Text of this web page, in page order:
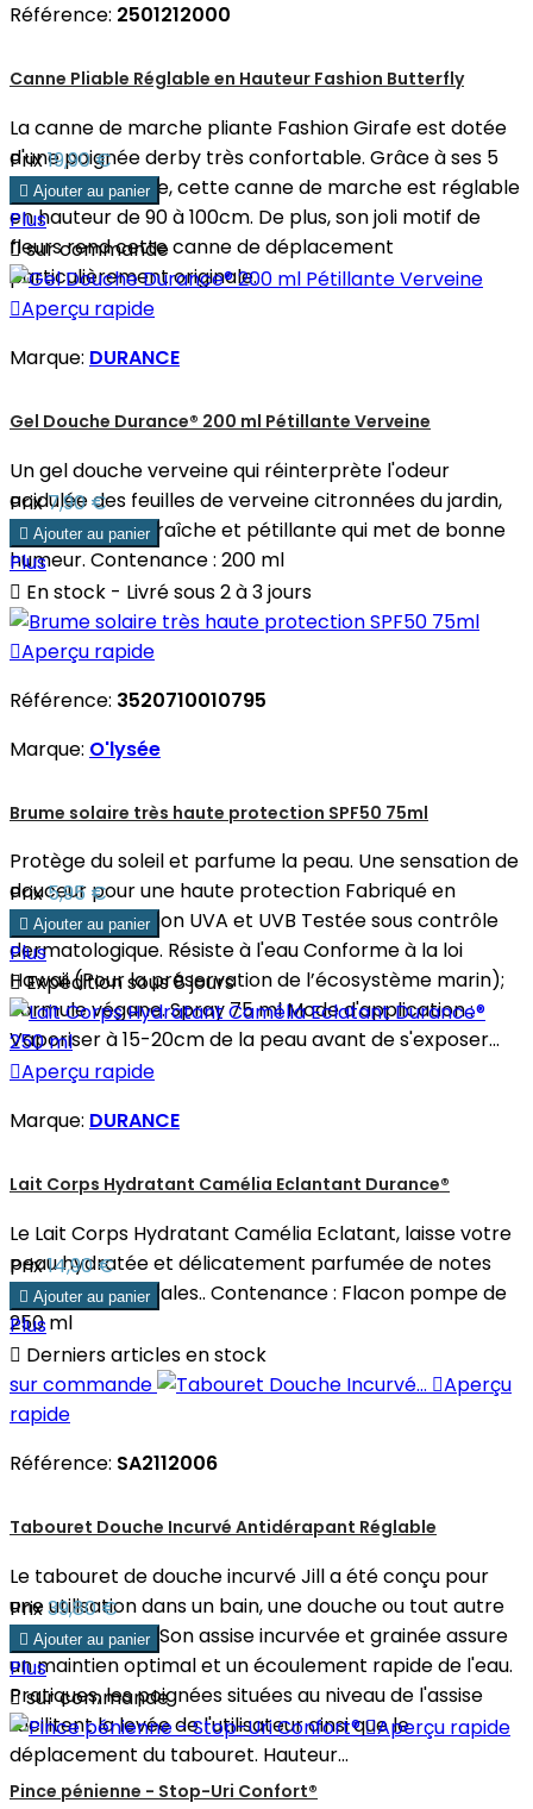
Référence: 2501212000
Canne Pliable Réglable en Hauteur Fashion Butterfly
La canne de marche pliante Fashion Girafe est dotée
d'une poignée derby très confortable. Grâce à ses 5
crans de réglage, cette canne de marche est réglable
en hauteur de 90 à 100cm. De plus, son joli motif de
fleurs rend cette canne de déplacement
particulièrement originale.
Prix19,90 €
 Ajouter au panier
Plus
sur commande
Aperçu rapide
Marque: DURANCE
Gel Douche Durance® 200 ml Pétillante Verveine
Un gel douche verveine qui réinterprète l'odeur
acidulée des feuilles de verveine citronnées du jardin,
une fragrance fraîche et pétillante qui met de bonne
humeur. Contenance : 200 ml
Prix7,90 €
 Ajouter au panier
Plus
 En stock - Livré sous 2 à 3 jours
Aperçu rapide
Référence: 3520710010795
Marque: O'lysée
Brume solaire très haute protection SPF50 75ml
Protège du soleil et parfume la peau. Une sensation de
douceur pour une haute protection Fabriqué en
France; Protection UVA et UVB Testée sous contrôle
dermatologique. Résiste à l'eau Conforme à la loi
Hawaii (Pour la préservation de l’écosystème marin);
Formule végane. Spray 75 ml Mode d'application :
Vaporiser à 15-20cm de la peau avant de s'exposer...
Prix5,95 €
 Ajouter au panier
Plus
Expédition sous 8 jours
Aperçu rapide
Marque: DURANCE
Lait Corps Hydratant Camélia Eclantant Durance®
Le Lait Corps Hydratant Camélia Eclatant, laisse votre
peau hydratée et délicatement parfumée de notes
poudrées et florales.. Contenance : Flacon pompe de
250 ml
Prix14,90 €
 Ajouter au panier
Plus
 Derniers articles en stock
sur commande
Aperçu
rapide
Référence: SA2112006
Tabouret Douche Incurvé Antidérapant Réglable
Le tabouret de douche incurvé Jill a été conçu pour
une utilisation dans un bain, une douche ou tout autre
endroit humide. Son assise incurvée et grainée assure
un maintien optimal et un écoulement rapide de l'eau.
Pratiques, les poignées situées au niveau de l'assise
facilitent la levée de l'utilisateur ainsi que le
déplacement du tabouret. Hauteur...
Prix39,80 €
 Ajouter au panier
Plus
sur commande
Aperçu rapide
Pince pénienne - Stop-Uri Confort®